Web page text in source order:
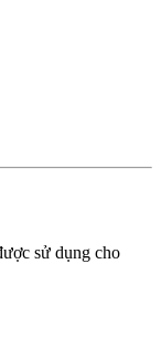
sử dụng cho